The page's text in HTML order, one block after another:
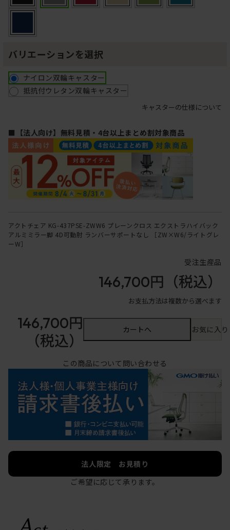
バリエーションを選択
ナイロン双輪キャスター
抵抗付ウレタン双輪キャスター
キャスターの仕様について
■【法人向け】無料見積・4台以上まとめ割対象商品
アクトチェア KG-437PSE-ZWW6 プレーンクロス エクストラハイバック
アルミミラー脚 4D可動肘 ランバーサポートなし ［ZW×W6/ライトグレ
ーW］
受注生産品
146,700円 （税込）
お支払方法は複数から選べます
146,700円
（税込）
カートへ お気に入
この商品について問い合わせる
法人限定 お見積り
ご希望に応じて承ります。